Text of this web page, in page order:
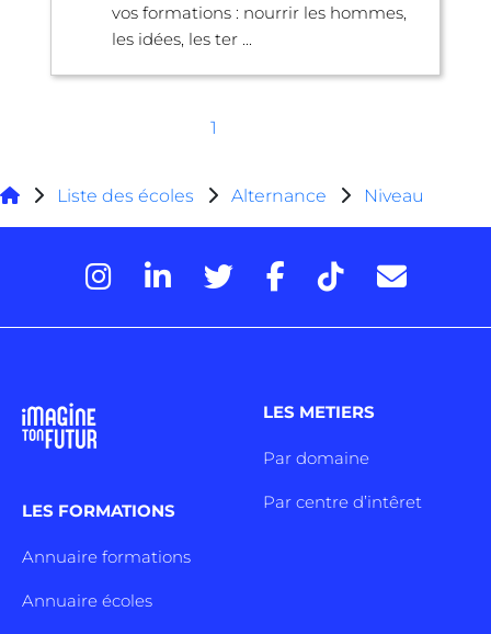
vos formations : nourrir les hommes,
les idées, les ter ...
1
Liste des écoles Alternance Niveau
LES FORMATIONS
Annuaire formations
Annuaire écoles
LES METIERS
Par domaine
Par centre d’intêret